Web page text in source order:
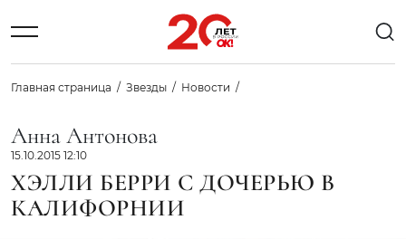
Главная страница Звезды Новости
Анна Антонова
15.10.2015 12:10
ХЭЛЛИ БЕРРИ С ДОЧЕРЬЮ В
КАЛИФОРНИИ